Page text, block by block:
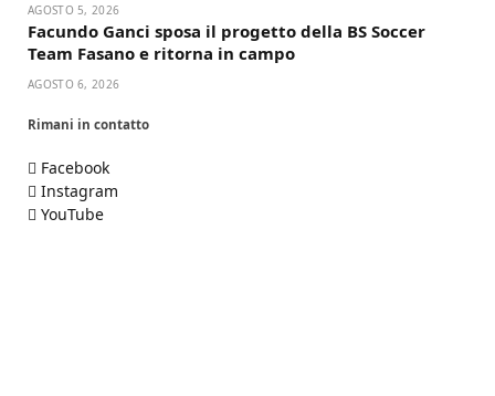
AGOSTO 5, 2026
Facundo Ganci sposa il progetto della BS Soccer
Team Fasano e ritorna in campo
AGOSTO 6, 2026
Rimani in contatto
Facebook
Instagram
YouTube